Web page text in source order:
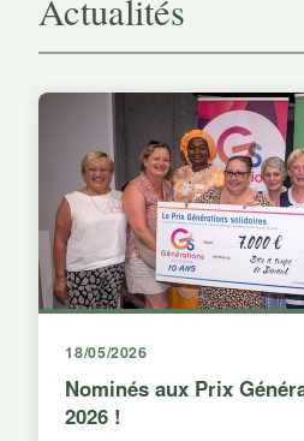
Actualités
18/05/2026
Nominés aux Prix
2026 !